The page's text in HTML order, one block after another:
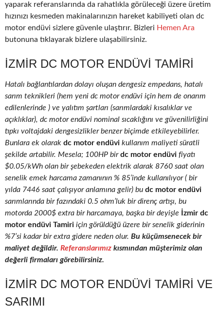
yaparak referanslarında da rahatlıkla görüleceği üzere üretim
hızınızı kesmeden makinalarınızın hareket kabiliyeti olan dc
motor endüvi sizlere güvenle ulaştırır. Bizleri Hemen Ara
butonuna tıklayarak bizlere ulaşabilirsiniz.
İZMIR DC MOTOR ENDÜVI TAMIRI
Hatalı bağlantılardan dolayı oluşan dengesiz empedans, hatalı
sarım teknikleri (hem yeni dc motor endüvi için hem de onarım
edilenlerinde ) ve yalıtım şartları (sarımlardaki kısalıklar ve
açıklıklar), dc motor endüvi nominal sıcaklığını ve güvenilirliğini
tıpkı voltajdaki dengesizlikler benzer biçimde etkileyebilirler.
Bunlara ek olarak dc motor endüvi kullanım maliyeti süratli
şekilde artabilir. Mesela; 100HP birdc motor endüvi fiyatı
$0.05/kWh olan bir şebekeden elektrik alarak 8760 saat olan
senelik emek harcama zamanının % 85’inde kullanılıyor ( bir
yılda 7446 saat çalışıyor anlamına gelir) bu dc motor endüvi
sarımlarında bir fazındaki 0.5 ohm’luk bir direnç artışı, bu
motorda 2000$ extra bir harcamaya, başka bir deyişle İzmir dc
motor endüvi Tamiri için görüldüğü üzere bir senelik giderinin
%7’si kadar bir extra gidere neden olur. Bu küçümsenecek bir
maliyet değildir. Referanslarımız kısmından müşterimiz olan
değerli firmaları görebilirsiniz.
İZMIR DC MOTOR ENDÜVI TAMIRI VE
SARIMI